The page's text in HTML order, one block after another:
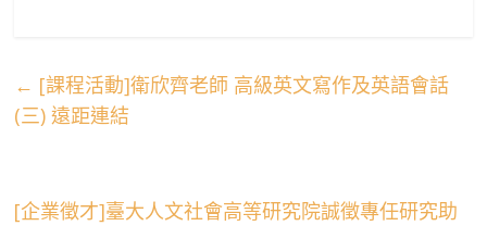
← [課程活動]衛欣齊老師 高級英文寫作及英語會話
(三) 遠距連結
[企業徵才]臺大人文社會高等研究院誠徵專任研究助